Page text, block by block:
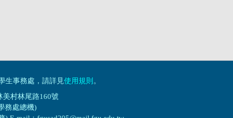
生事務處，請詳見使用規則 。
美村林尾路160號
務處總機)